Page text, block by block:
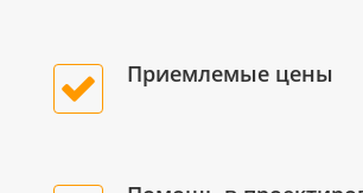
Приемлемые цены